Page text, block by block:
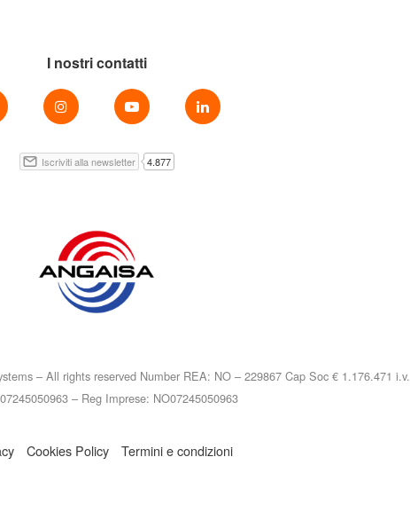
I nostri contatti
– All rights reserved Number REA: NO – 229867 Cap Soc € 1.176.471 i.v.
– Reg Imprese: NO07245050963
Cookies Policy Termini e condizioni